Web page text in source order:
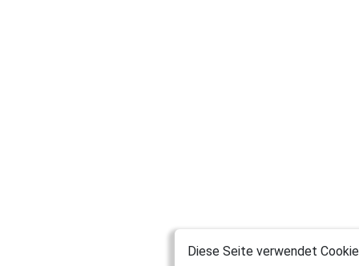
Diese Seite verwendet